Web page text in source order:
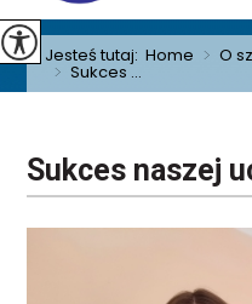
Jesteś tutaj:Home > O
> Sukces ...
Sukces naszej